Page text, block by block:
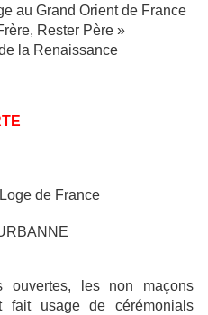
au Grand Orient de France
Rester Père »
la Renaissance
de France
ouvertes, les non maçons
usage de cérémonials